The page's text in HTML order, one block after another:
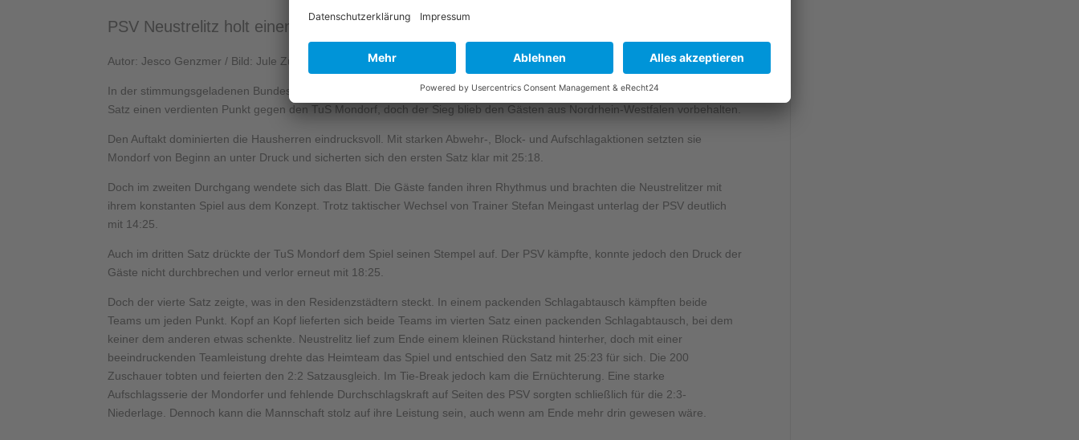
PSV Neustrelitz holt einen Punkt nach Comeback gegen den TuS Mondorf.
Autor: Jesco Genzmer / Bild: Jule Züge
In der stimmungsgeladenen Bundespolizeisporthalle erkämpfte sich der PSV Neustrelitz nach einem spannenden vierten
Satz einen verdienten Punkt gegen den TuS Mondorf, doch der Sieg blieb den Gästen aus Nordrhein-Westfalen vorbehalten.
Den Auftakt dominierten die Hausherren eindrucksvoll. Mit starken Abwehr-, Block- und Aufschlagaktionen setzten sie
Mondorf von Beginn an unter Druck und sicherten sich den ersten Satz klar mit 25:18.
Doch im zweiten Durchgang wendete sich das Blatt. Die Gäste fanden ihren Rhythmus und brachten die Neustrelitzer mit
ihrem konstanten Spiel aus dem Konzept. Trotz taktischer Wechsel von Trainer Stefan Meingast unterlag der PSV deutlich
mit 14:25.
Auch im dritten Satz drückte der TuS Mondorf dem Spiel seinen Stempel auf. Der PSV kämpfte, konnte jedoch den Druck der
Gäste nicht durchbrechen und verlor erneut mit 18:25.
Doch der vierte Satz zeigte, was in den Residenzstädtern steckt. In einem packenden Schlagabtausch kämpften beide
Teams um jeden Punkt. Kopf an Kopf lieferten sich beide Teams im vierten Satz einen packenden Schlagabtausch, bei dem
keiner dem anderen etwas schenkte. Neustrelitz lief zum Ende einem kleinen Rückstand hinterher, doch mit einer
beeindruckenden Teamleistung drehte das Heimteam das Spiel und entschied den Satz mit 25:23 für sich. Die 200
Zuschauer tobten und feierten den 2:2 Satzausgleich. Im Tie-Break jedoch kam die Ernüchterung. Eine starke
Aufschlagsserie der Mondorfer und fehlende Durchschlagskraft auf Seiten des PSV sorgten schließlich für die 2:3-
Niederlage. Dennoch kann die Mannschaft stolz auf ihre Leistung sein, auch wenn am Ende mehr drin gewesen wäre.